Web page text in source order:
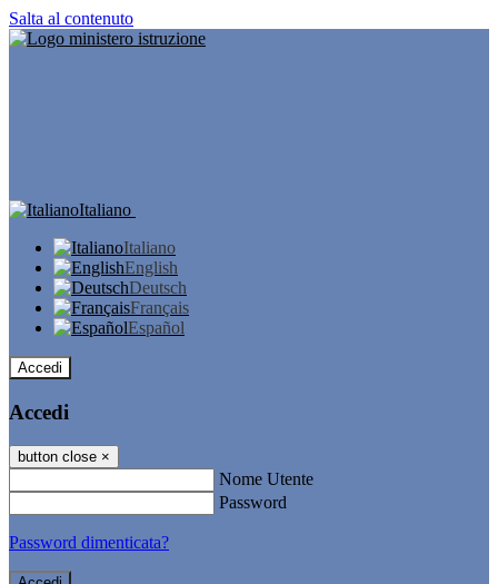
Salta al contenuto
Italiano
Italiano
English
Deutsch
Français
Español
Accedi
Accedi
button close ×
Nome Utente
Password
Password dimenticata?